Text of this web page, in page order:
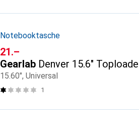
Notebooktasche
CHF
21.–
Gearlab Denver 15.6"
15.60", Universal
1